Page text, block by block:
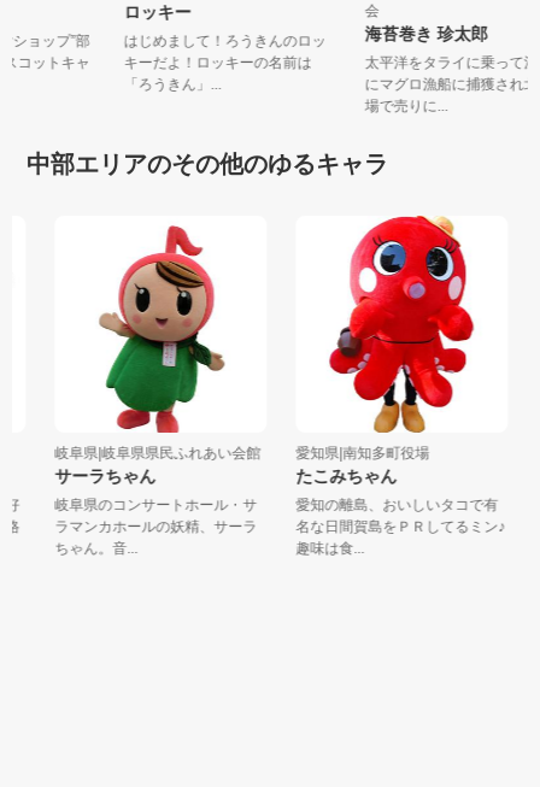
ショップ”部
スコットキャ
ロッキー
はじめまして！ろうきんのロッ
キーだよ！ロッキーの名前は
「ろうきん」...
会
海苔巻き 珍太郎
太平洋をタライに乗って
にマグロ漁船に捕獲され
場で売りに...
中部エリアのその他のゆるキャラ
岐阜県|岐阜県県民ふれあい会館
サーラちゃん
岐阜県のコンサートホール・サ
ラマンカホールの妖精、サーラ
ちゃん。音...
愛知県|南知多町役場
たこみちゃん
愛知の離島、おいしいタコで有
名な日間賀島をＰＲしてるミン♪
趣味は食...